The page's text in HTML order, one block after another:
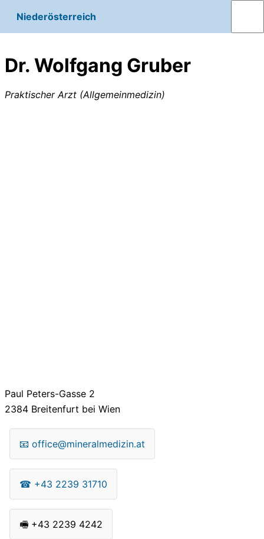
Niederösterreich
Dr. Wolfgang Gruber
Praktischer Arzt (Allgemeinmedizin)
Paul Peters-Gasse 2
2384 Breitenfurt bei Wien
📧 office@mineralmedizin.at
☎ +43 2239 31710
🖷 +43 2239 4242